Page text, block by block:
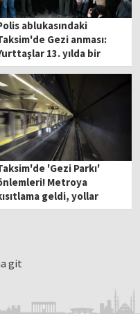
ablukasındaki
Gezi anması:
13. yılda bir
geldi
'Gezi Parkı'
Metroya
geldi, yollar
kapatıldı
git